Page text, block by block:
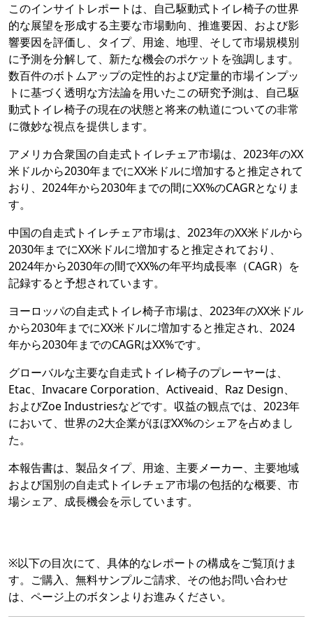
このインサイトレポートは、自己駆動式トイレ椅子の世界
的な展望を形成する主要な市場動向、推進要因、および影
響要因を評価し、タイプ、用途、地理、そして市場規模別
に予測を分解して、新たな機会のポケットを強調します。
数百件のボトムアップの定性的および定量的市場インプッ
トに基づく透明な方法論を用いたこの研究予測は、自己駆
動式トイレ椅子の現在の状態と将来の軌道についての非常
に微妙な視点を提供します。
アメリカ合衆国の自走式トイレチェア市場は、2023年のXX
米ドルから2030年までにXX米ドルに増加すると推定されて
おり、2024年から2030年までの間にXX%のCAGRとなりま
す。
中国の自走式トイレチェア市場は、2023年のXX米ドルから
2030年までにXX米ドルに増加すると推定されており、
2024年から2030年の間でXX%の年平均成長率（CAGR）を
記録すると予想されています。
ヨーロッパの自走式トイレ椅子市場は、2023年のXX米ドル
から2030年までにXX米ドルに増加すると推定され、2024
年から2030年までのCAGRはXX%です。
グローバルな主要な自走式トイレ椅子のプレーヤーは、
Etac、Invacare Corporation、Activeaid、Raz Design、
およびZoe Industriesなどです。収益の観点では、2023年
において、世界の2大企業がほぼXX%のシェアを占めまし
た。
本報告書は、製品タイプ、用途、主要メーカー、主要地域
および国別の自走式トイレチェア市場の包括的な概要、市
場シェア、成長機会を示しています。
※以下の目次にて、具体的なレポートの構成をご覧頂けま
す。ご購入、無料サンプルご請求、その他お問い合わせ
は、ページ上のボタンよりお進みください。